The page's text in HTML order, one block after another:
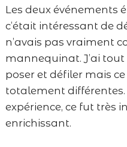
Les deux événements
c’était intéressant de
n’avais pas vraiment
mannequinat. J’ai
poser et défiler mais
totalement
expérience, ce fut très
enrichissant.